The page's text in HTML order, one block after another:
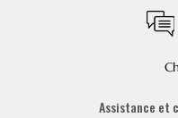
Assistance et